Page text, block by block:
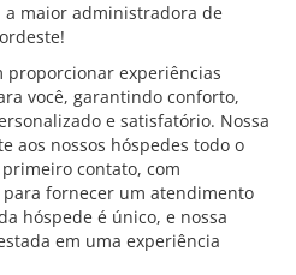
a maior administradora de
proporcionar experiências
você, garantindo conforto,
e satisfatório. Nossa
aos nossos hóspedes todo o
contato, com
fornecer um atendimento
hóspede é único, e nossa
em uma experiência